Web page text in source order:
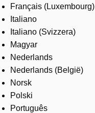
Français (Luxembourg)
Italiano
Italiano (Svizzera)
Magyar
Nederlands
Nederlands (België)
Norsk
Polski
Português